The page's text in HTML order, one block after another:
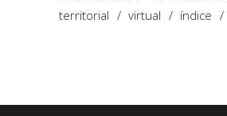
territorial
virtual índice